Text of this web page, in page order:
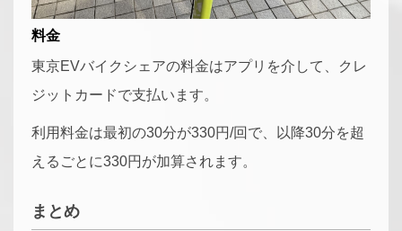
料金
東京EVバイクシェアの料金はアプリを介して、クレ
ジットカードで支払います。
利用料金は最初の30分が330円/回で、以降30分を超
えるごとに330円が加算されます。
まとめ